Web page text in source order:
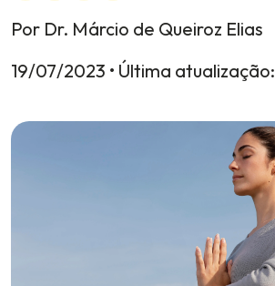
Por Dr. Márcio de Queiroz Elias
19/07/2023 • Última atualização: